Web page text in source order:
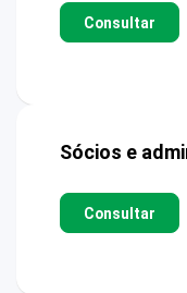
Consultar
Sócios e
Consultar